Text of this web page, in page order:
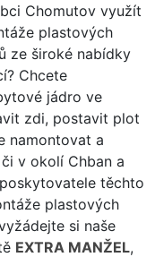
Chomutov využít
plastových
ze široké nabídky
Chcete
jádro ve
zdi, postavit plot
namontovat a
v okolí Chban a
těchto
plastových
si naše
EXTRA MANŽEL,